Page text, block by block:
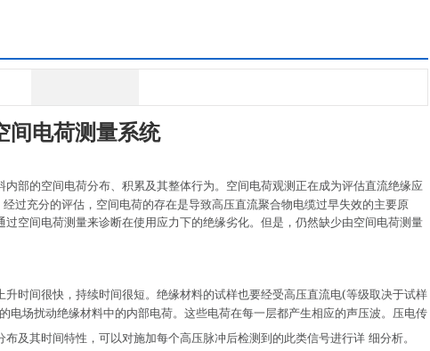
间电荷测量系统
部的空间电荷分布、积累及其整体行为。空间电荷观测正在成为评估直流绝缘应
过充分的评估，空间电荷的存在是导致高压直流聚合物电缆过早失效的主要原
空间电荷测量来诊断在使用应力下的绝缘劣化。但是，仍然缺少由空间电荷测量
时间很快，持续时间很短。绝缘材料的试样也要经受高压直流电(等级取决于试样
电场扰动绝缘材料中的内部电荷。这些电荷在每一层都产生相应的声压波。压电传
及其时间特性，可以对施加每个高压脉冲后检测到的此类信号进行详 细分析。